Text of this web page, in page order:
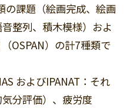
課題（絵画完成、絵画
整列、積木模様）およ
OSPAN）の計7種類で
およびIPANAT：それ
分評価）、疲労度